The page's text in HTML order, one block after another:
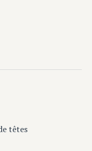
têtes